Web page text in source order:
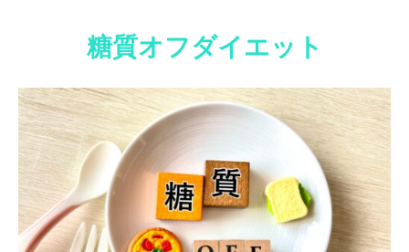
糖質オフダイエット